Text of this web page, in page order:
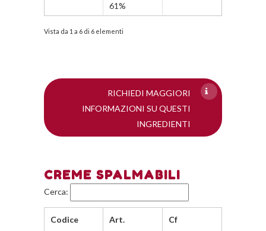
61%
Vista da 1 a 6 di 6 elementi
RICHIEDI MAGGIORI
INFORMAZIONI SU QUESTI
INGREDIENTI
CREME SPALMABILI
Cerca:
Codice Art. Cf